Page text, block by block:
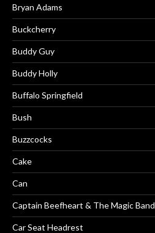
Bryan Adams
Buckcherry
Buddy Guy
Buddy Holly
Buffalo Springfield
Bush
Buzzcocks
Cake
Can
Captain Beefheart & The Magic Band
Car Seat Headrest